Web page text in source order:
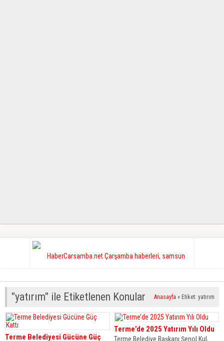
Anasayfa » Etiket: yatırım
"yatırım" ile Etiketlenen Konular
Terme Belediyesi Gücüne Güç
Terme’de 2025 Yatırım Yılı Oldu
Terme Belediye Başkanı Şenol Kul,